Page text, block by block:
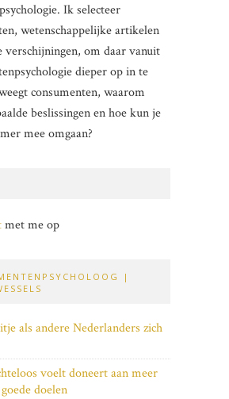
Ik selecteer
wetenschappelijke artikelen
verschijningen, om daar vanuit
dieper op in te
consumenten, waarom
beslissingen en hoe kun je
mee omgaan?
met me op
|
als andere Nederlanders zich
voelt doneert aan meer
doelen